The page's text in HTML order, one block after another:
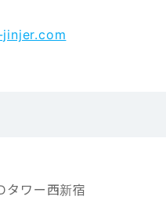
タワー西新宿